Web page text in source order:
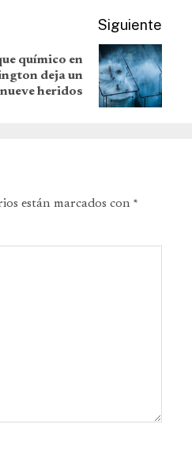
Siguiente
químico en
deja un
heridos
están marcados con *